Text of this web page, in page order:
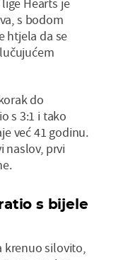
Hearts je
s bodom
htjela da se
do
s 3:1 i tako
već 41 godinu.
naslov, prvi
s bijele
krenuo silovito,